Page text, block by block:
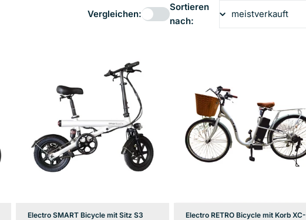
Vergleichen:
Sortieren
nach:
Electro SMART Bicycle mit Sitz S3
Electro RETRO Bicycle mit Korb XC-